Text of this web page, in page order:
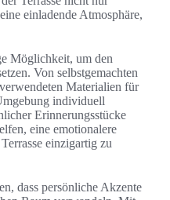
einladende Atmosphäre,
Möglichkeit, um den
Von selbstgemachten
Materialien für
individuell
Erinnerungsstücke
eine emotionalere
einzigartig zu
dass persönliche Akzente